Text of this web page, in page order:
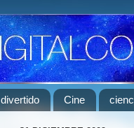
divertido Cine